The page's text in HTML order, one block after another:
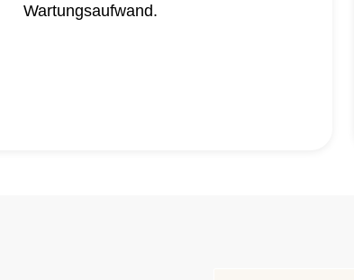
Wartungsaufwand.